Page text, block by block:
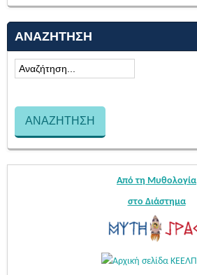
ΑΝΑΖΉΤΗΣΗ
Από τη Μυθολογία
στο Διάστημα